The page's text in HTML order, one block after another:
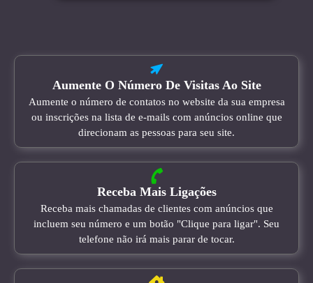
Aumente O Número De Visitas Ao Site
Aumente o número de contatos no website da sua empresa
ou inscrições na lista de e-mails com anúncios online que
direcionam as pessoas para seu site.
Receba Mais Ligações
Receba mais chamadas de clientes com anúncios que
incluem seu número e um botão "Clique para ligar". Seu
telefone não irá mais parar de tocar.